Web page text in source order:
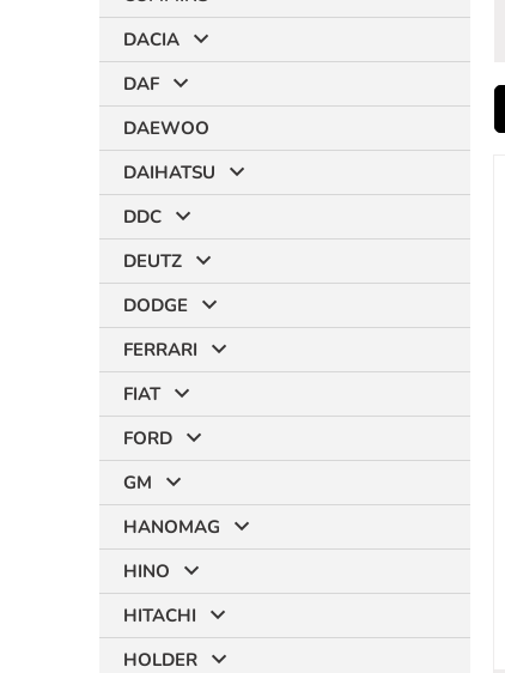
DACIA
DAF
DAEWOO
DAIHATSU
DDC
DEUTZ
DODGE
FERRARI
FIAT
FORD
GM
HANOMAG
HINO
HITACHI
HOLDER